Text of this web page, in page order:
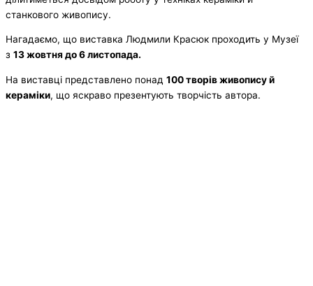
станкового живопису.
Нагадаємо, що виставка Людмили Красюк проходить у Музеї
з 13 жовтня до 6 листопада.
На виставці представлено понад 100 творів живопису й
кераміки, що яскраво презентують творчість автора.